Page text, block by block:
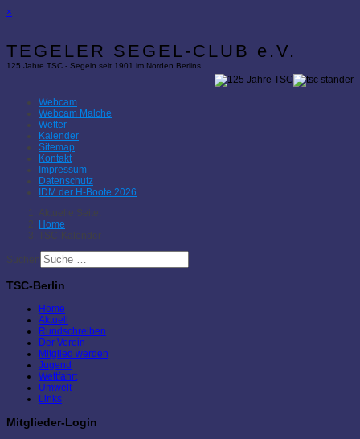
×
TEGELER SEGEL-CLUB e.V.
125 Jahre TSC - Segeln seit 1901 im Norden Berlins
Webcam
Webcam Malche
Wetter
Kalender
Sitemap
Kontakt
Impressum
Datenschutz
IDM der H-Boote 2026
Aktuelle Seite:
Home
TSC-Kalender
Suchen
TSC-Berlin
Home
Aktuell
Rundschreiben
Der Verein
Mitglied werden
Jugend
Wettfahrt
Umwelt
Links
Mitglieder-Login